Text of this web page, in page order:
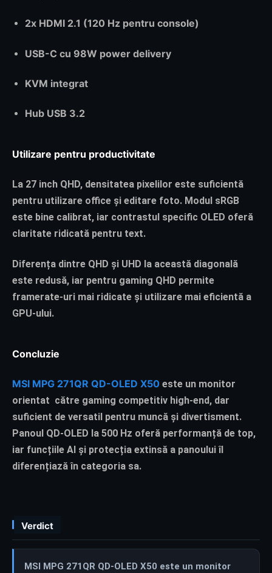
Verdict
MSI MPG 271QR QD-OLED X50 este un monitor
2x HDMI 2.1 (120 Hz pentru console)
USB-C cu 98W power delivery
KVM integrat
Hub USB 3.2
Utilizare pentru productivitate
La 27 inch QHD, densitatea pixelilor este suficientă
pentru utilizare office și editare foto. Modul sRGB
este bine calibrat, iar contrastul specific OLED oferă
claritate ridicată pentru text.
Diferența dintre QHD și UHD la această diagonală
este redusă, iar pentru gaming QHD permite
framerate-uri mai ridicate și utilizare mai eficientă a
GPU-ului.
Concluzie
MSI MPG 271QR QD-OLED X50 este un monitor
orientat către gaming competitiv high-end, dar
suficient de versatil pentru muncă și divertisment.
Panoul QD-OLED la 500 Hz oferă performanță de top,
iar funcțiile AI și protecția extinsă a panoului îl
diferențiază în categoria sa.